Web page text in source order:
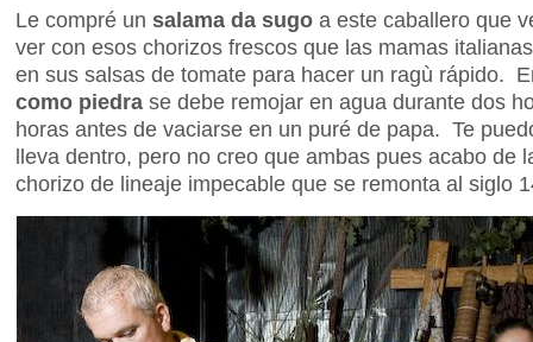
Le compré un salama da sugo a este caballero que
ver con esos chorizos frescos que las mamas
en sus salsas de tomate para hacer un ragù rápido.
como piedra se debe remojar en agua durante dos
horas antes de vaciarse en un puré de papa. Te
lleva dentro, pero no creo que ambas pues acabo de
chorizo de lineaje impecable que se remonta al siglo